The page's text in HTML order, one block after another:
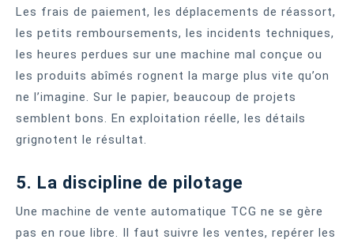
Les frais de paiement, les déplacements de réassort,
les petits remboursements, les incidents techniques,
les heures perdues sur une machine mal conçue ou
les produits abîmés rognent la marge plus vite qu’on
ne l’imagine. Sur le papier, beaucoup de projets
semblent bons. En exploitation réelle, les détails
grignotent le résultat.
5. La discipline de pilotage
Une machine de vente automatique TCG ne se gère
pas en roue libre. Il faut suivre les ventes, repérer les